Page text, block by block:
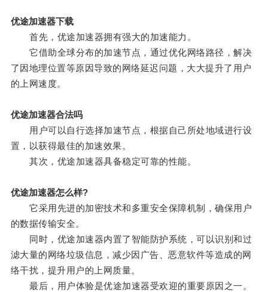
优途加速器下载
首先，优途加速器拥有强大的加速能力。
它借助全球分布的加速节点，通过优化网络路径，解决
了因地理位置等原因导致的网络延迟问题，大大提升了用户
的上网速度。
优途加速器合法吗
用户可以自行选择加速节点，根据自己所处地域进行设
置，以获得最佳的加速效果。
其次，优途加速器具备稳定可靠的性能。
优途加速器怎么样?
它采用先进的加密技术和多重安全保障机制，确保用户
的数据传输安全。
同时，优途加速器内置了智能防护系统，可以识别和过
滤大量的网络垃圾信息，减少因广告、恶意软件等造成的网
络干扰，提升用户的上网质量。
最后，用户体验是优途加速器受欢迎的重要原因之一。